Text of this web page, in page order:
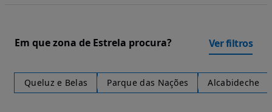
Em que zona de Estrela procura? Ver filtros
Queluz e Belas Parque das Nações Alcabideche